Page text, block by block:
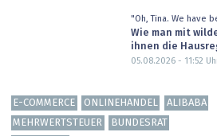
"Oh, Tina. We have
Wie man mit
ihnen die
05.08.2026 - 11:52
E-COMMERCE ONLINEHANDEL
ALIBABA
MEHRWERTSTEUER
BUNDESRAT